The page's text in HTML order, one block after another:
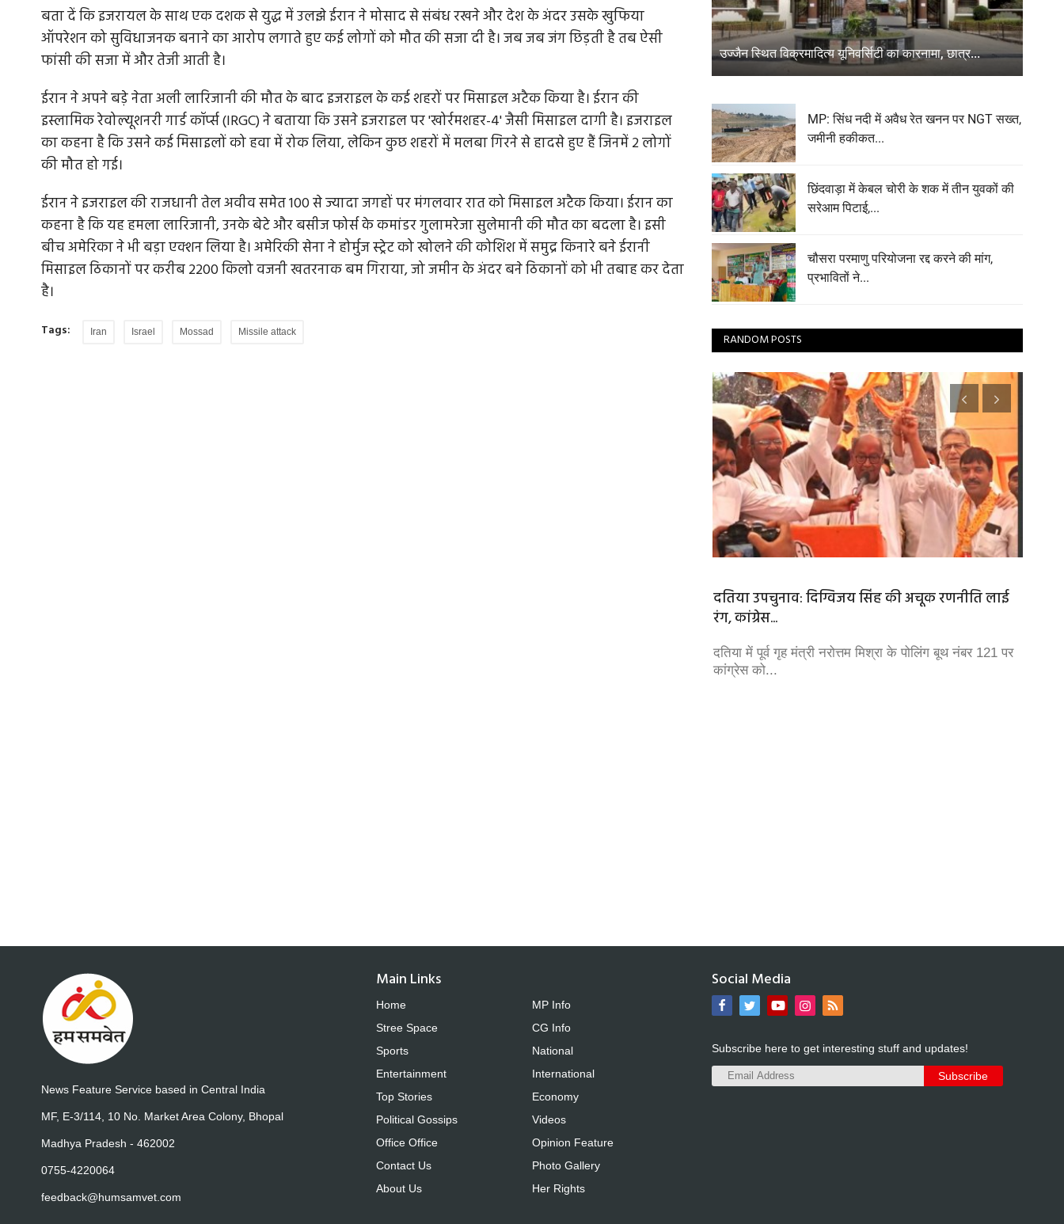
बता दें कि इजरायल के साथ एक दशक से युद्ध में उलझे ईरान ने मोसाद से संबंध रखने और देश के अंदर उसके खुफिया
ऑपरेशन को सुविधाजनक बनाने का आरोप लगाते हुए कई लोगों को मौत की सजा दी है। जब जब जंग छिड़ती है तब ऐसी
फांसी की सजा में और तेजी आती है।
ईरान ने अपने बड़े नेता अली लारिजानी की मौत के बाद इजराइल के कई शहरों पर मिसाइल अटैक किया है। ईरान की
इस्लामिक रेवोल्यूशनरी गार्ड कॉर्प्स (IRGC) ने बताया कि उसने इजराइल पर 'खोर्रमशहर-4' जैसी मिसाइल दागी है। इजराइल
का कहना है कि उसने कई मिसाइलों को हवा में रोक लिया, लेकिन कुछ शहरों में मलबा गिरने से हादसे हुए हैं जिनमें 2 लोगों
की मौत हो गई।
ईरान ने इजराइल की राजधानी तेल अवीव समेत 100 से ज्यादा जगहों पर मंगलवार रात को मिसाइल अटैक किया। ईरान का
कहना है कि यह हमला लारिजानी, उनके बेटे और बसीज फोर्स के कमांडर गुलामरेजा सुलेमानी की मौत का बदला है। इसी
बीच अमेरिका ने भी बड़ा एक्शन लिया है। अमेरिकी सेना ने होर्मुज स्ट्रेट को खोलने की कोशिश में समुद्र किनारे बने ईरानी
मिसाइल ठिकानों पर करीब 2200 किलो वजनी खतरनाक बम गिराया, जो जमीन के अंदर बने ठिकानों को भी तबाह कर देता
है।
Tags: Iran Israel Mossad Missile attack
उज्जैन स्थित विक्रमादित्य यूनिवर्सिटी का कारनामा, छात्र...
MP: सिंध नदी में अवैध रेत खनन पर NGT सख्त,
जमीनी हकीकत...
छिंदवाड़ा में केबल चोरी के शक में तीन युवकों की
सरेआम पिटाई,...
चौसरा परमाणु परियोजना रद्द करने की मांग,
प्रभावितों ने...
RANDOM POSTS
दतिया उपचुनाव: दिग्विजय सिंह की अचूक रणनीति लाई
रंग, कांग्रेस...
दतिया में पूर्व गृह मंत्री नरोत्तम मिश्रा के पोलिंग बूथ नंबर 121 पर
कांग्रेस को...
News Feature Service based in Central India
MF, E-3/114, 10 No. Market Area Colony, Bhopal
Madhya Pradesh - 462002
0755-4220064
feedback@humsamvet.com
Main Links
Home
Stree Space
Sports
Entertainment
Top Stories
Political Gossips
Office Office
Contact Us
About Us
MP Info
CG Info
National
International
Economy
Videos
Opinion Feature
Photo Gallery
Her Rights
Social Media
Subscribe here to get interesting stuff and updates!